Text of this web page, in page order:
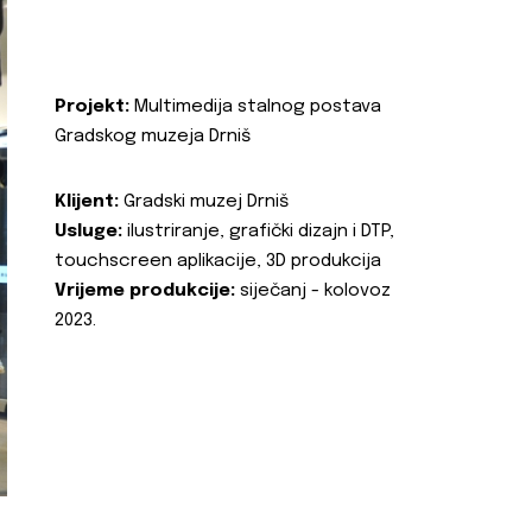
Projekt: Multimedija stalnog postava
Gradskog muzeja Drniš
Klijent: Gradski muzej Drniš
Usluge: ilustriranje, grafički dizajn i DTP,
touchscreen aplikacije, 3D produkcija
Vrijeme produkcije: siječanj - kolovoz
2023.